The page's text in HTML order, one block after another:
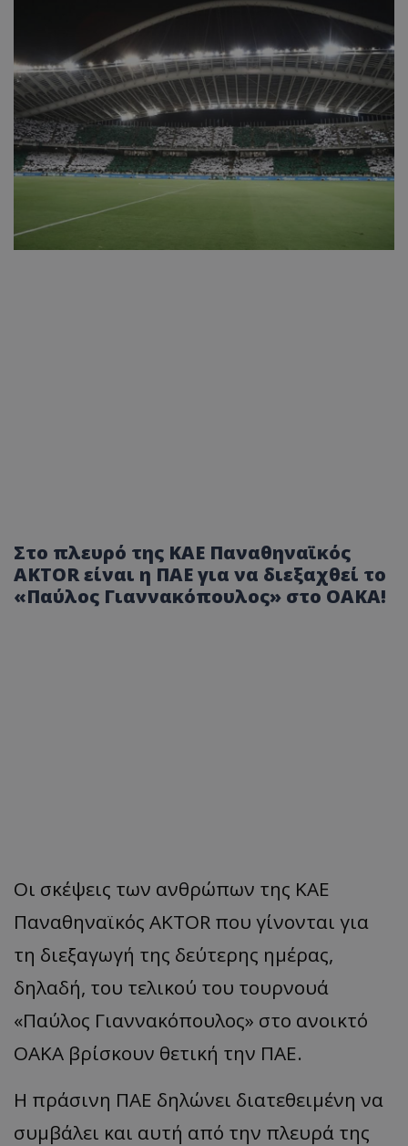
Στο πλευρό της ΚΑΕ Παναθηναϊκός
AKTOR είναι η ΠΑΕ για να διεξαχθεί το
«Παύλος Γιαννακόπουλος» στο ΟΑΚΑ!
Οι σκέψεις των ανθρώπων της ΚΑΕ
Παναθηναϊκός AKTOR που γίνονται για
τη διεξαγωγή της δεύτερης ημέρας,
δηλαδή, του τελικού του τουρνουά
«Παύλος Γιαννακόπουλος» στο ανοικτό
ΟΑΚΑ βρίσκουν θετική την ΠΑΕ.
Η πράσινη ΠΑΕ δηλώνει διατεθειμένη να
συμβάλει και αυτή από την πλευρά της